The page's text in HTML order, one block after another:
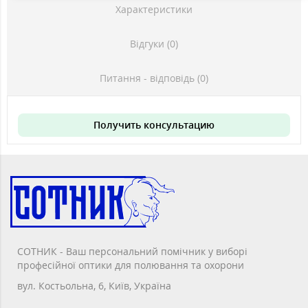
Характеристики
Відгуки (0)
Питання - відповідь (0)
Получить консультацию
СОТНИК - Ваш персональний помічник у виборі
професійної оптики для полювання та охорони
вул. Костьольна, 6, Київ, Україна